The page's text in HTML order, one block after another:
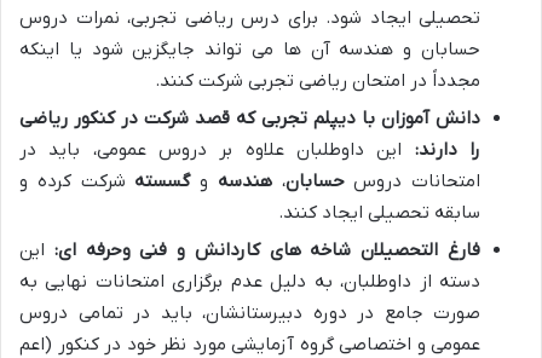
تحصیلی ایجاد شود. برای درس ریاضی تجربی، نمرات دروس
حسابان و هندسه آن ها می تواند جایگزین شود یا اینکه
مجدداً در امتحان ریاضی تجربی شرکت کنند.
دانش آموزان با دیپلم تجربی که قصد شرکت در کنکور ریاضی
را دارند: این داوطلبان علاوه بر دروس عمومی، باید در
امتحانات دروسحسابان،هندسه وگسسته شرکت کرده و
سابقه تحصیلی ایجاد کنند.
فارغ التحصیلان شاخه های کاردانش و فنی وحرفه ای: این
دسته از داوطلبان، به دلیل عدم برگزاری امتحانات نهایی به
صورت جامع در دوره دبیرستانشان، باید در تمامی دروس
عمومی و اختصاصی گروه آزمایشی مورد نظر خود در کنکور (اعم